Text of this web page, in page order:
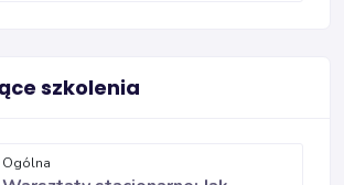
szkolenia
Ogólna